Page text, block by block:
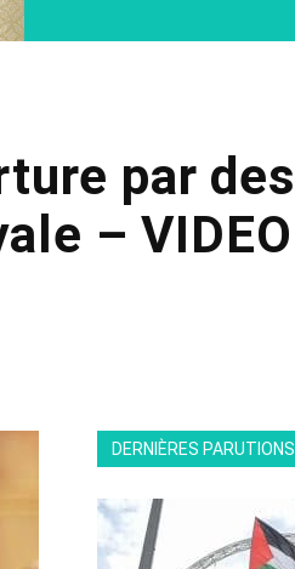
par des
– VIDEO
DERNIÈRES PARUTIONS